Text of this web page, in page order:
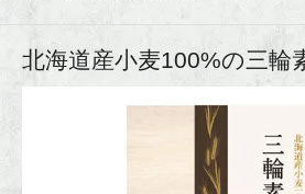
北海道産小麦100%の三輪